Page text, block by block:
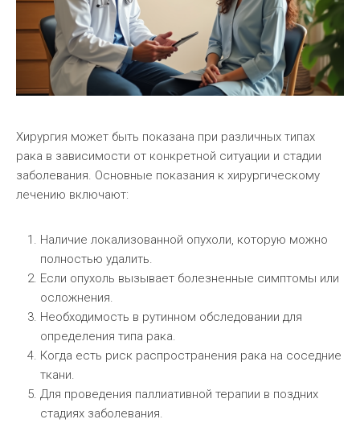
Хирургия может быть показана при различных типах
рака в зависимости от конкретной ситуации и стадии
заболевания. Основные показания к хирургическому
лечению включают:
Наличие локализованной опухоли, которую можно
полностью удалить.
Если опухоль вызывает болезненные симптомы или
осложнения.
Необходимость в рутинном обследовании для
определения типа рака.
Когда есть риск распространения рака на соседние
ткани.
Для проведения паллиативной терапии в поздних
стадиях заболевания.